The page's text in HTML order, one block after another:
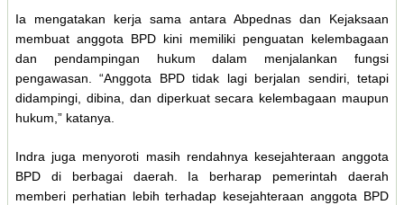
Ia mengatakan kerja sama antara Abpednas dan Kejaksaan
membuat anggota BPD kini memiliki penguatan kelembagaan
dan pendampingan hukum dalam menjalankan fungsi
pengawasan. “Anggota BPD tidak lagi berjalan sendiri, tetapi
didampingi, dibina, dan diperkuat secara kelembagaan maupun
hukum,” katanya.
Indra juga menyoroti masih rendahnya kesejahteraan anggota
BPD di berbagai daerah. Ia berharap pemerintah daerah
memberi perhatian lebih terhadap kesejahteraan anggota BPD